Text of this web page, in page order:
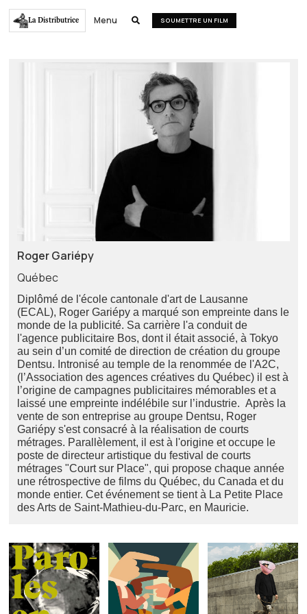
La Distributrice Menu  SOUMETTRE UN FILM
Roger Gariépy
Québec
Diplômé de l'école cantonale d'art de Lausanne
(ECAL), Roger Gariépy a marqué son empreinte dans le
monde de la publicité. Sa carrière l'a conduit de
l'agence publicitaire Bos, dont il était associé, à Tokyo
au sein d’un comité de direction de création du groupe
Dentsu. Intronisé au temple de la renommée de l'A2C,
(l’Association des agences créatives du Québec) il est à
l’origine de campagnes publicitaires mémorables et a
laissé une empreinte indélébile sur l’industrie. Après la
vente de son entreprise au groupe Dentsu, Roger
Gariépy s'est consacré à la réalisation de courts
métrages. Parallèlement, il est à l'origine et occupe le
poste de directeur artistique du festival de courts
métrages "Court sur Place", qui propose chaque année
une rétrospective de films du Québec, du Canada et du
monde entier. Cet événement se tient à La Petite Place
des Arts de Saint-Mathieu-du-Parc, en Mauricie.